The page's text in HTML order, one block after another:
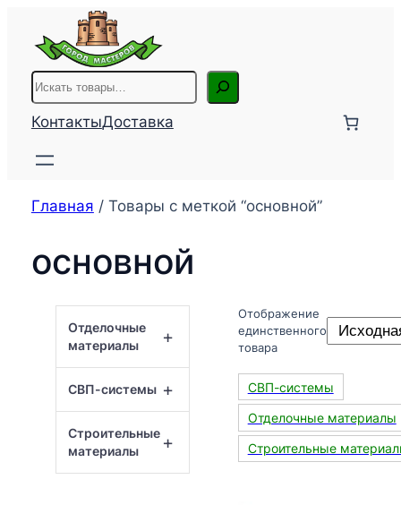
содержимому
Поиск
КонтактыДоставка
Главная / Товары с меткой “основной”
основной
+
Отделочные
материалы
+
СВП-системы
+
Строительные
материалы
Отображение
единственного
товара
СВП-системы
Отделочные материалы
Строительные